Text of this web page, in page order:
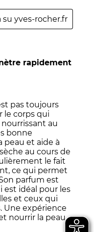
yves-rocher.fr
rapidement
pas toujours
le corps qui
au
bonne
peau et aide à
au cours de
le fait
ce qui permet
parfum est
est idéal pour les
et ceux qui
Une expérience
nourrir la peau